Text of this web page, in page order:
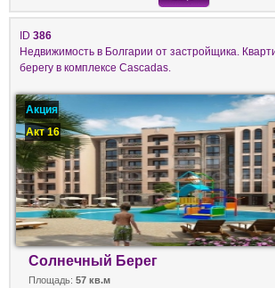
ID 386
Недвижимость в Болгарии от застройщика.
берегу в комплексе Cascadas.
Акция
Акт 16
Солнечный Берег
Площадь: 57 кв.м